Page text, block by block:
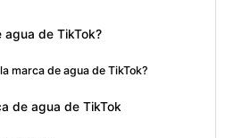
agua de TikTok?
marca de agua de TikTok?
de agua de TikTok